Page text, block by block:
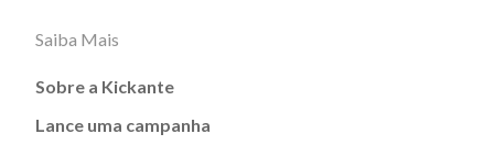
Saiba Mais
Sobre a Kickante
Lance uma campanha